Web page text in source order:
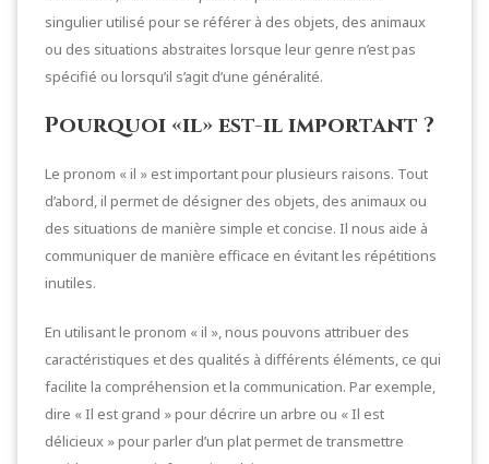
singulier utilisé pour se référer à des objets, des animaux
ou des situations abstraites lorsque leur genre n’est pas
spécifié ou lorsqu’il s’agit d’une généralité.
Pourquoi «il» est-il important ?
Le pronom « il » est important pour plusieurs raisons. Tout
d’abord, il permet de désigner des objets, des animaux ou
des situations de manière simple et concise. Il nous aide à
communiquer de manière efficace en évitant les répétitions
inutiles.
En utilisant le pronom « il », nous pouvons attribuer des
caractéristiques et des qualités à différents éléments, ce qui
facilite la compréhension et la communication. Par exemple,
dire « Il est grand » pour décrire un arbre ou « Il est
délicieux » pour parler d’un plat permet de transmettre